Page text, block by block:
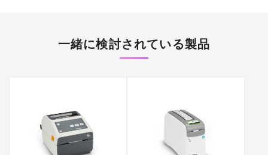
一緒に検討されている製品